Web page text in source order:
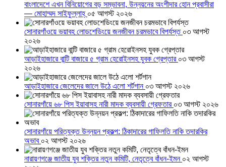
বাংলাদেশে এখন বিনিয়োগের বড় সম্ভাবনা, উন্নয়নের অংশীদার হোন প্রবাসীরা
— মোহাম্মদ সাইফুল্লাহ্ ০৫ আগস্ট ২০২৬
সোনারগাঁওয়ে ভয়াবহ লোডশেডিংয়ে জনজীবন চরমভাবে বিপর্যস্ত ০৩ আগস্ট
২০২৬
আড়াইহাজারে বান্টি বাজারে ৫ গ্রাম হেরোইনসহ যুবক গ্রেপ্তার ০৩ আগস্ট
২০২৬
আড়াইহাজারে জেলেদের জালে উঠে এলো শর্টগান ০৩ আগস্ট ২০২৬
সোনারগাঁয়ে ৬৮ পিস ইয়াবাসহ নারী মাদক ব্যবসায়ী গ্রেফতার ০৩ আগস্ট ২০২৬
সোনারগাঁয়ে পরিত্যক্ত উন্নয়ন প্রকল্প: ঠিকাদারের গাফিলতি নাকি তদারকির
অভাব ০২ আগস্ট ২০২৬
নারায়ণগঞ্জে জাতীয় যুব শক্তির নতুন কমিটি, নেতৃত্বে বাঁধন-ইমন ০২ আগস্ট